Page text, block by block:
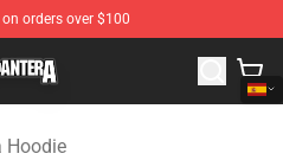
orders over $100
Merchandise Shop
Hoodie